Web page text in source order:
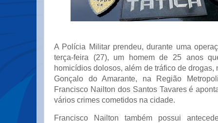
A Polícia Militar prendeu, durante uma
terça-feira (27), um homem de 25 anos
homicídios dolosos, além de tráfico de drogas,
Gonçalo do Amarante, na Região
Francisco Nailton dos Santos Tavares é
vários crimes cometidos na cidade.
Francisco Nailton também possui